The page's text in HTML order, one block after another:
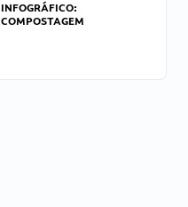
INFOGRÁFICO:
COMPOSTAGEM